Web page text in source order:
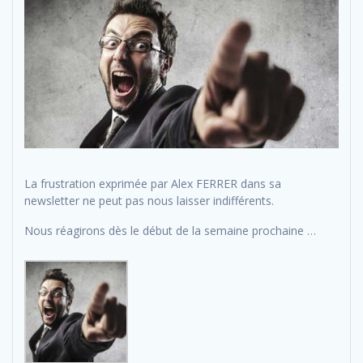
La frustration exprimée par Alex FERRER dans sa
newsletter ne peut pas nous laisser indifférents.
Nous réagirons dès le début de la semaine prochaine …